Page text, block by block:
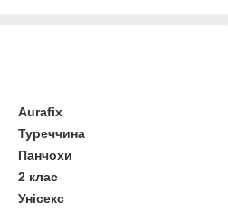
Aurafix
Туреччина
Панчохи
2 клас
Унісекс